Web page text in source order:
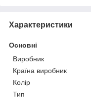
Характеристики
Основні
Виробник
Країна виробник
Колір
Тип